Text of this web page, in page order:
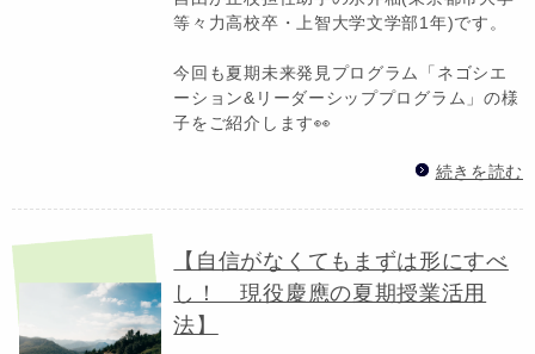
等々力高校卒・上智大学文学部1年)です。
今回も夏期未来発見プログラム「ネゴシエ
ーション&リーダーシッププログラム」の様
子をご紹介します👀
続きを読む
【自信がなくてもまずは形にすべ
し！ 現役慶應の夏期授業活用
法】